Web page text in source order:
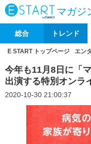
マガジ
総合 トレンド
E START トップページ エン
今年も11月8日に「
出演する特別オンラ
2020-10-30 21:00:37